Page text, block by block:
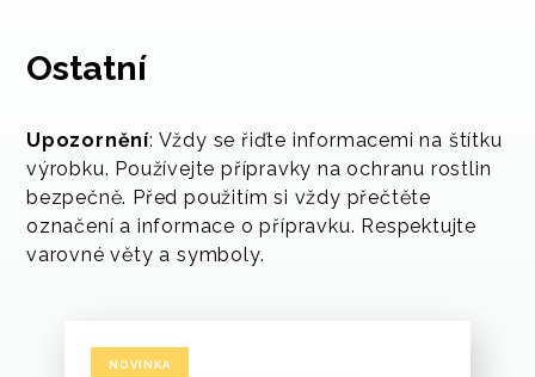
Ostatní
Upozornění: Vždy se řiďte informacemi na štítku
výrobku. Používejte přípravky na ochranu rostlin
bezpečně. Před použitím si vždy přečtěte
označení a informace o přípravku. Respektujte
varovné věty a symboly.
NOVINKA